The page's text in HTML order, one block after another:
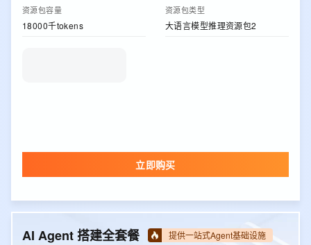
资源包容量
18000千tokens
资源包类型
大语言模型推理资源包2
立即购买
AI Agent 搭建全套餐 提供一站式Agent基础设施